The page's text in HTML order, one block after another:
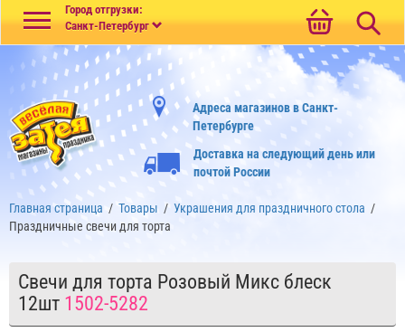
Город отгрузки:
Санкт-Петербург
Адреса магазинов в Санкт-
Петербурге
Доставка на следующий день или
почтой России
Главная страница / Товары / Украшения для праздничного стола /
Праздничные свечи для торта
Свечи для торта Розовый Микс блеск
12шт 1502-5282